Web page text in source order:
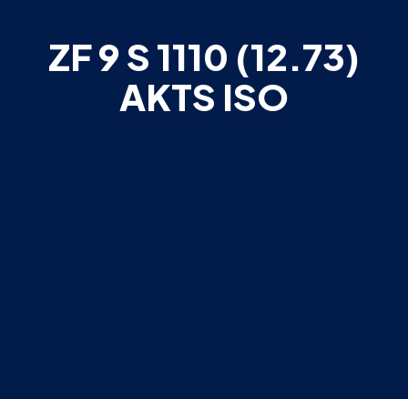
ZF 9 S 1110 (12.73)
AKTS ISO